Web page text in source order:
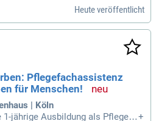
Heute veröffentlicht
Pflegefachassistenz
für Menschen!
| Köln
jährige Ausbildung als Pflegefa+